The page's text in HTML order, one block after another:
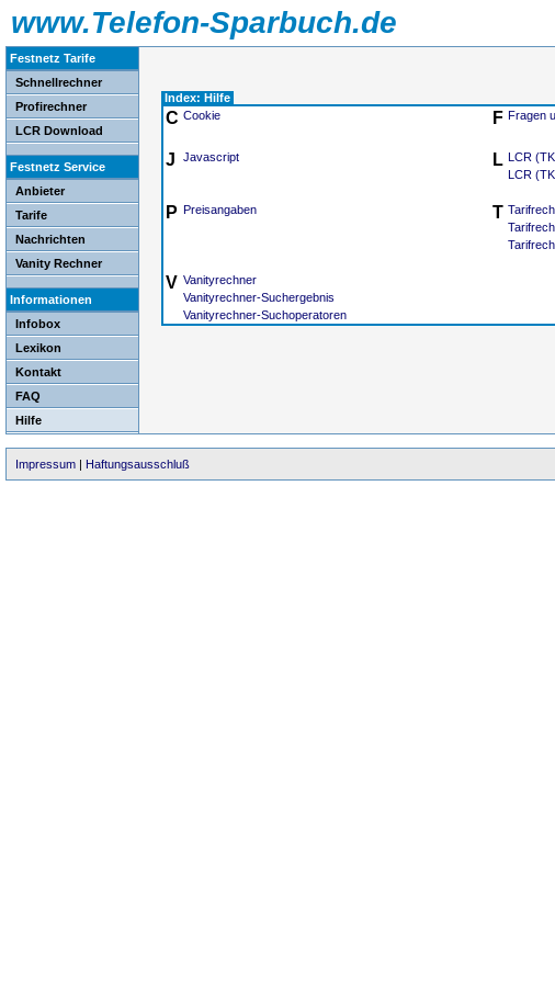
www.Telefon-Sparbuch.de
Festnetz Tarife
Schnellrechner
Profirechner
LCR Download
Festnetz Service
Anbieter
Tarife
Nachrichten
Vanity Rechner
Informationen
Infobox
Lexikon
Kontakt
FAQ
Hilfe
Index: Hilfe
C Cookie F Fragen
J Javascript L LCR
LCR
P Preisangaben T
V Vanityrechner
Vanityrechner-Suchergebnis
Vanityrechner-Suchoperatoren
Impressum | Haftungsausschluß